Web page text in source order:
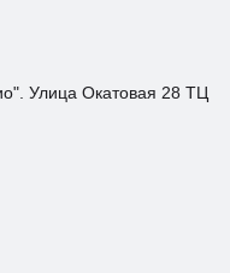
Улица Окатовая 28 ТЦ